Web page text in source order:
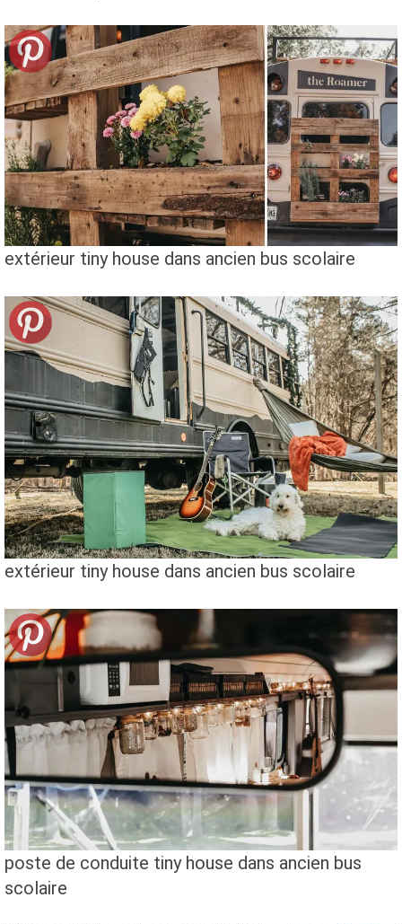
extérieur tiny house dans ancien bus scolaire
extérieur tiny house dans ancien bus scolaire
poste de conduite tiny house dans ancien bus
scolaire